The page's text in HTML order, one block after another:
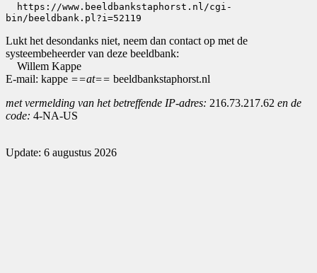
https://www.beeldbankstaphorst.nl/cgi-
bin/beeldbank.pl?i=52119
Lukt het desondanks niet, neem dan contact op met de
systeembeheerder van deze beeldbank:
Willem Kappe
E-mail: kappe ==at== beeldbankstaphorst.nl
met vermelding van het betreffende IP-adres: 216.73.217.62 en de
code: 4-NA-US
Update: 6 augustus 2026